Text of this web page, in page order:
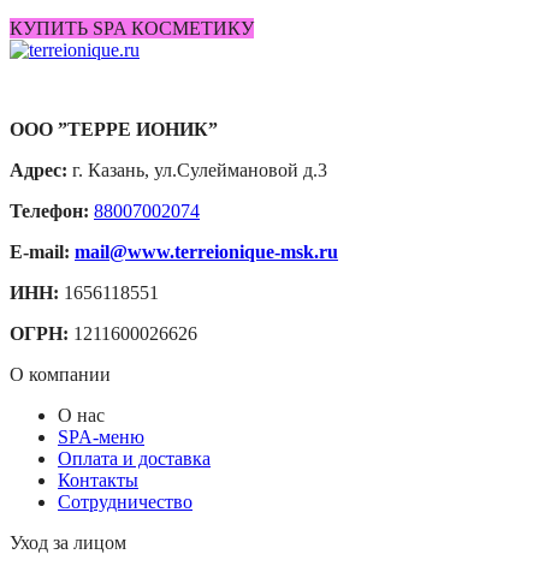
КУПИТЬ SPA КОСМЕТИКУ
ООО ”ТЕРРЕ ИОНИК”
Адрес: г. Казань, ул.Сулеймановой д.3
Телефон: 88007002074
E-mail: mail@www.terreionique-msk.ru
ИНН: 1656118551
ОГРН: 1211600026626
О компании
О нас
SPA-меню
Оплата и доставка
Контакты
Сотрудничество
Уход за лицом